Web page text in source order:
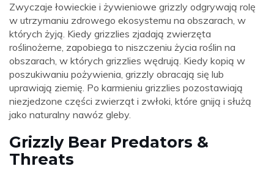
Zwyczaje łowieckie i żywieniowe grizzly odgrywają rolę
w utrzymaniu zdrowego ekosystemu na obszarach, w
których żyją. Kiedy grizzlies zjadają zwierzęta
roślinożerne, zapobiega to niszczeniu życia roślin na
obszarach, w których grizzlies wędrują. Kiedy kopią w
poszukiwaniu pożywienia, grizzly obracają się lub
uprawiają ziemię. Po karmieniu grizzlies pozostawiają
niezjedzone części zwierząt i zwłoki, które gniją i służą
jako naturalny nawóz gleby.
Grizzly Bear Predators &
Threats